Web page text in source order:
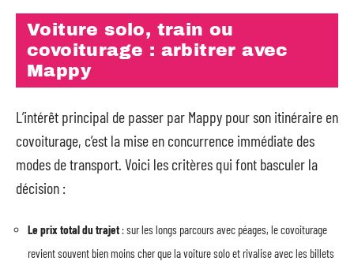
Voiture solo, train ou
covoiturage : arbitrer avec
Mappy
L’intérêt principal de passer par Mappy pour son itinéraire en
covoiturage, c’est la mise en concurrence immédiate des
modes de transport. Voici les critères qui font basculer la
décision :
Le prix total du trajet : sur les longs parcours avec péages, le covoiturage
revient souvent bien moins cher que la voiture solo et rivalise avec les billets